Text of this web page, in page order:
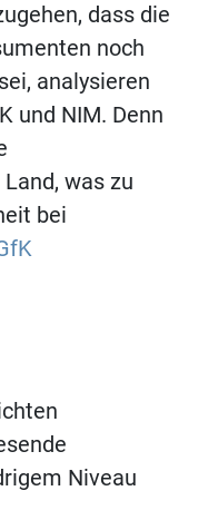
dass die
noch
analysieren
und NIM. Denn
was zu
bei
Niveau